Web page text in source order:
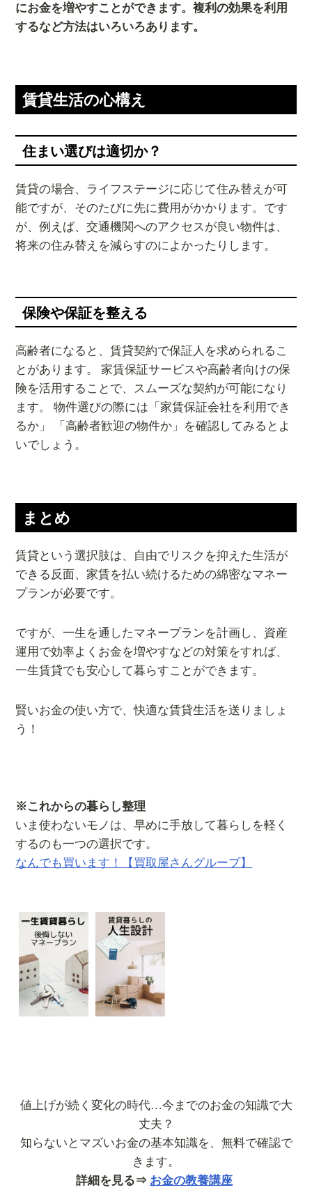
にお金を増やすことができます。複利の効果を利用
するなど方法はいろいろあります。
賃貸生活の心構え
住まい選びは適切か？
賃貸の場合、ライフステージに応じて住み替えが可
能ですが、そのたびに先に費用がかかります。です
が、例えば、交通機関へのアクセスが良い物件は、
将来の住み替えを減らすのによかったりします。
保険や保証を整える
高齢者になると、賃貸契約で保証人を求められるこ
とがあります。 家賃保証サービスや高齢者向けの保
険を活用することで、スムーズな契約が可能になり
ます。 物件選びの際には「家賃保証会社を利用でき
るか」 「高齢者歓迎の物件か」を確認してみるとよ
いでしょう。
まとめ
賃貸という選択肢は、自由でリスクを抑えた生活が
できる反面、家賃を払い続けるための綿密なマネー
プランが必要です。
ですが、一生を通したマネープランを計画し、資産
運用で効率よくお金を増やすなどの対策をすれば、
一生賃貸でも安心して暮らすことができます。
賢いお金の使い方で、快適な賃貸生活を送りましょ
う！
※これからの暮らし整理
いま使わないモノは、早めに手放して暮らしを軽く
するのも一つの選択です。
なんでも買います！【買取屋さんグループ】
値上げが続く変化の時代…今までのお金の知識で大
丈夫？
知らないとマズいお金の基本知識を、無料で確認で
きます。
詳細を見る⇒ お金の教養講座